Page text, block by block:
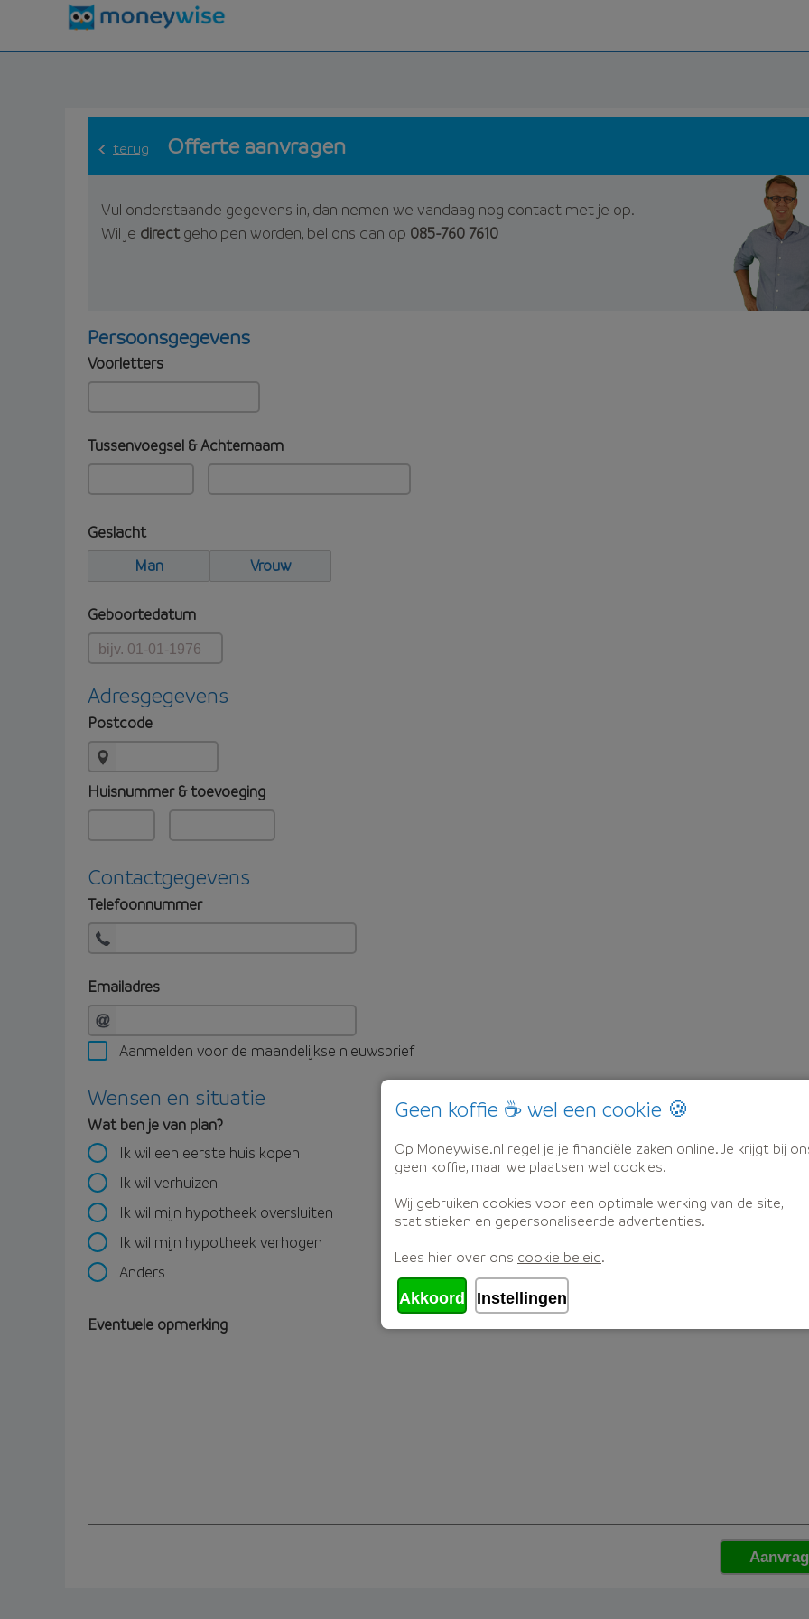
terug Offerte aanvragen
Vul onderstaande gegevens in, dan nemen we vandaag nog contact met je op.
Wil je directgeholpen worden, bel ons dan op 085-760 7610
Persoonsgegevens
Voorletters
Tussenvoegsel & Achternaam
Geslacht
Man
Vrouw
Geboortedatum
Adresgegevens
Postcode
Huisnummer & toevoeging
Contactgegevens
Telefoonnummer
Emailadres
Aanmelden voor de maandelijkse nieuwsbrief
Wensen en situatie
Wat ben je van plan?
Ik wil een eerste huis kopen
Ik wil verhuizen
Ik wil mijn hypotheek oversluiten
Ik wil mijn hypotheek verhogen
Anders
Eventuele opmerking
Geen koffie ☕ wel een cookie 🍪
Op Moneywise.nl regel je je financiële zaken online. Je krijgt bij
geen koffie, maar we plaatsen wel cookies.
Wij gebruiken cookies voor een optimale werking van de site,
statistieken en gepersonaliseerde advertenties.
Lees hier over ons cookie beleid.
Akkoord Instellingen